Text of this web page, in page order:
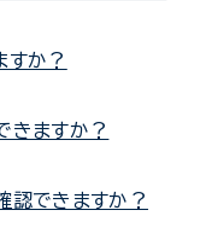
すか？
きますか？
認できますか？